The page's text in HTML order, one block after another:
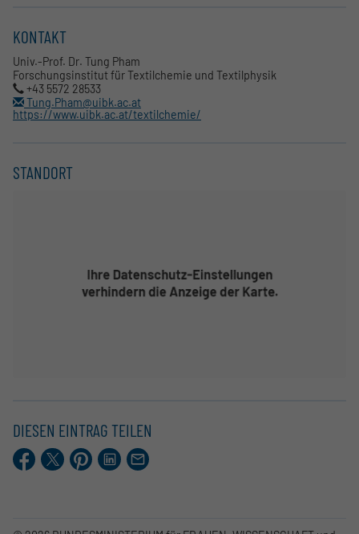
KONTAKT
Univ.-Prof. Dr. Tung Pham
Forschungsinstitut für Textilchemie und Textilphysik
+43 5572 28533
Tung.Pham@uibk.ac.at
https://www.uibk.ac.at/textilchemie/
STANDORT
DIESEN EINTRAG TEILEN
Facebook
X.comPinterestLinkedIn
E-
Mail